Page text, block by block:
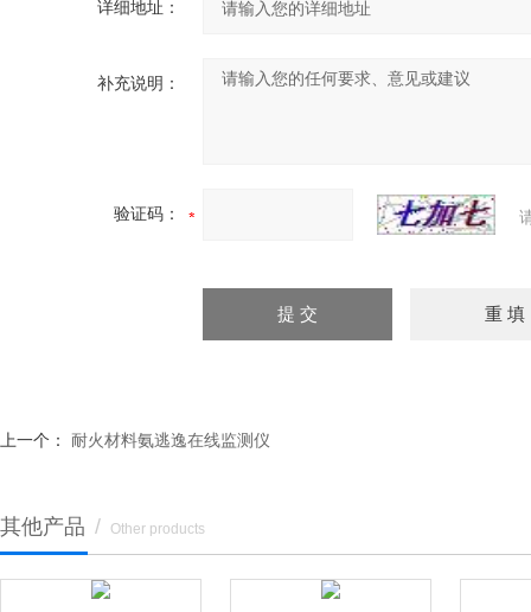
详细地址：
补充说明：
验证码：
上一个： 耐火材料氨逃逸在线监测仪
其他产品 / Other products